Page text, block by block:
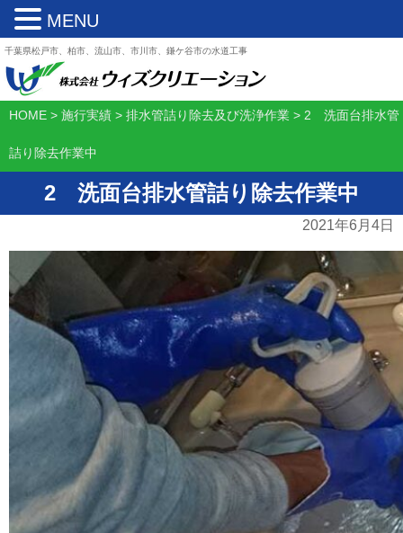
千葉県松戸市、柏市、流山市、市川市、鎌ケ谷市の水道工事
HOME > 施行実績 > 排水管詰り除去及び洗浄作業 > 2 洗面台排水管
詰り除去作業中
2 洗面台排水管詰り除去作業中
2021年6月4日
MENU